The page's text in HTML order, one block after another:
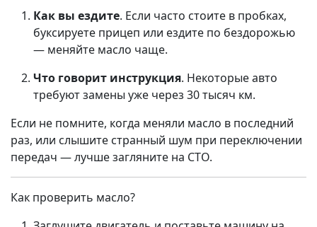
Как вы ездите. Если часто стоите в пробках,
буксируете прицеп или ездите по бездорожью
— меняйте масло чаще.
Что говорит инструкция. Некоторые авто
требуют замены уже через 30 тысяч км.
Если не помните, когда меняли масло в последний
раз, или слышите странный шум при переключении
передач — лучше загляните на СТО.
Как проверить масло?